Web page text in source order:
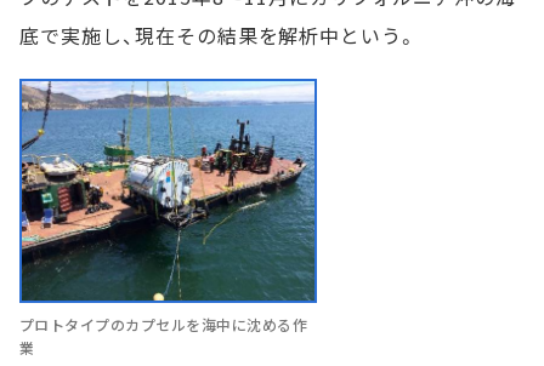
底で実施し、現在その結果を解析中という。
プロトタイプのカプセルを海中に沈める作
業